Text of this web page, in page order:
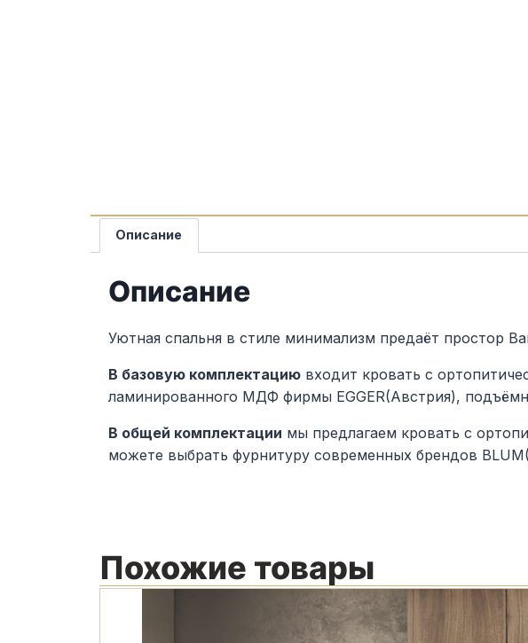
Описание
Описание
Уютная спальня в стиле минимализм предаёт простор
В базовую комплектацию входит кровать с
ламинированного МДФ фирмы EGGER(Австрия),
В общей комплектации мы предлагаем кровать с
можете выбрать фурнитуру современных брендов
Похожие товары